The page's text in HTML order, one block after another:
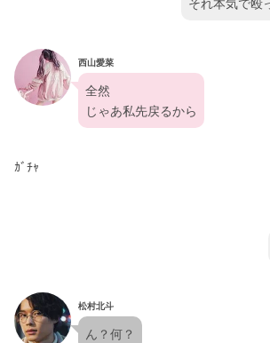
西山愛菜
全然
じゃあ私先戻るから
ｶﾞﾁｬ
松村北斗
ん？何？